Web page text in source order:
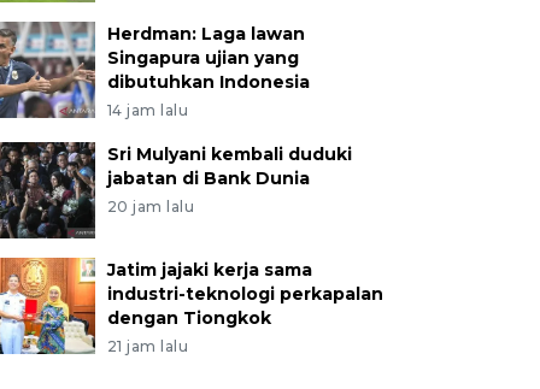
Herdman: Laga lawan
Singapura ujian yang
dibutuhkan Indonesia
14 jam lalu
Sri Mulyani kembali duduki
jabatan di Bank Dunia
20 jam lalu
Jatim jajaki kerja sama
industri-teknologi perkapalan
dengan Tiongkok
21 jam lalu